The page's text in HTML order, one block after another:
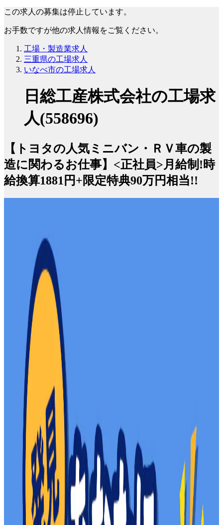
この求人の募集は停止しています。
お手数ですが他の求人情報をご覧ください。
工場・製造業求人
三重県の工場求人
いなべ市の工場求人
日総工産株式会社の工場求
人(558696)
【トヨタの人気ミニバン・ＲＶ車の製
造に関わるお仕事】<正社員>月給制!時
給換算1881円+限定特典90万円相当!!